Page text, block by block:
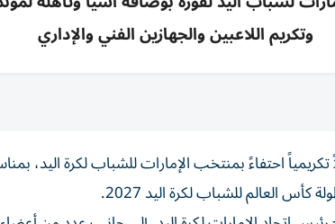
وتكريم اللاعبين والجهازين الفني والإداري
احتفاءً بمنتخب الإمارات للشباب لكرة اليد،
العالم للشباب لكرة اليد 2027.